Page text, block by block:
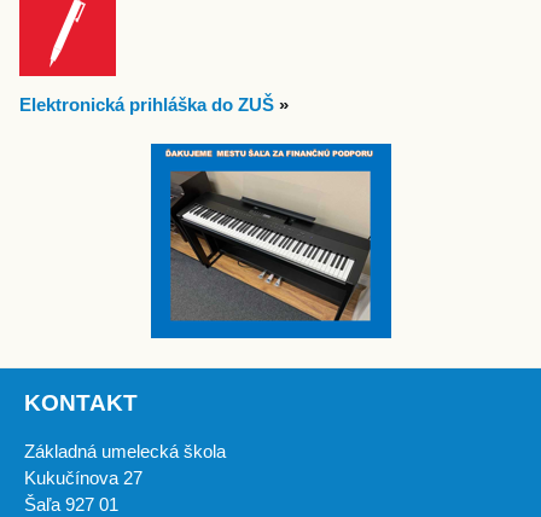
Elektronická prihláška do ZUŠ »
KONTAKT
Základná umelecká škola
Kukučínova 27
Šaľa 927 01